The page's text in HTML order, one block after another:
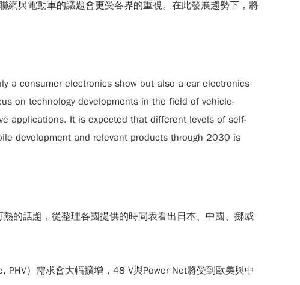
與電動車的議題會更受各界的重視。在此發展趨勢下，將
a consumer electronics show but also a car electronics
on technology developments in the field of vehicle-
applications. It is expected that different levels of self-
development and relevant products through 2030 is
的話題，從整理各國提供的時間表看出日本、中國、挪威
）需求會大幅擴增，48 V與Power Net將受到歐美與中